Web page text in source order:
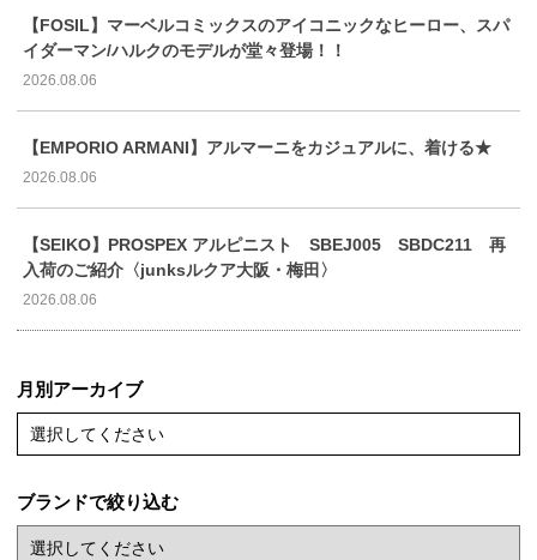
【FOSIL】マーベルコミックスのアイコニックなヒーロー、スパ
イダーマン/ハルクのモデルが堂々登場！！
2026.08.06
【EMPORIO ARMANI】アルマーニをカジュアルに、着ける★
2026.08.06
【SEIKO】PROSPEX アルピニスト SBEJ005 SBDC211 再
入荷のご紹介〈junksルクア大阪・梅田〉
2026.08.06
月別アーカイブ
選択してください
ブランドで絞り込む